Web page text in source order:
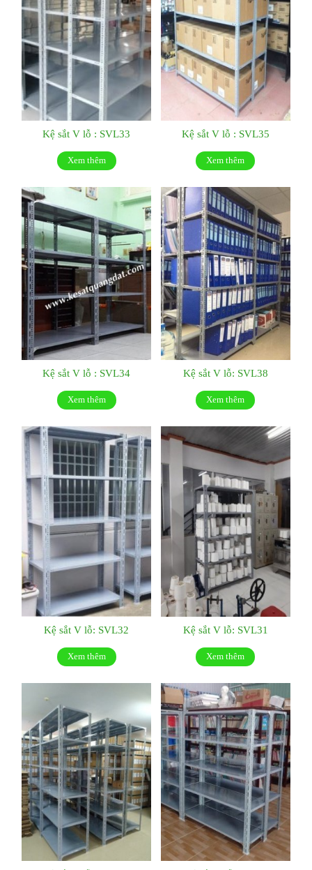
Kệ sắt V lỗ : SVL33
Xem thêm
Kệ sắt V lỗ : SVL35
Xem thêm
Kệ sắt V lỗ : SVL34
Xem thêm
Kệ sắt V lỗ: SVL38
Xem thêm
Kệ sắt V lỗ: SVL32
Xem thêm
Kệ sắt V lỗ: SVL31
Xem thêm